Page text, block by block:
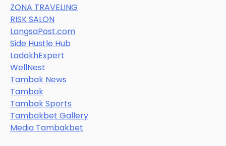
ZONA TRAVELING
RISK SALON
LangsaPost.com
Side Hustle Hub
LadakhExpert
WellNest
Tambak News
Tambak
Tambak Sports
Tambakbet Gallery
Media Tambakbet